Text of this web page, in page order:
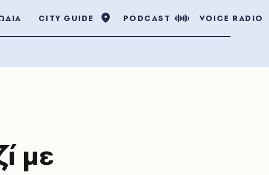
CITY GUIDE PODCAST VOICE RADIO
με